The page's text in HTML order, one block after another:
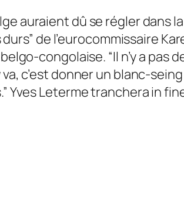
auraient dû se régler
de l’eurocommissaire
congolaise. “Il n’y a pas
c’est donner un blanc-
Yves Leterme tranchera in